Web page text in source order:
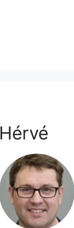
Hérvé